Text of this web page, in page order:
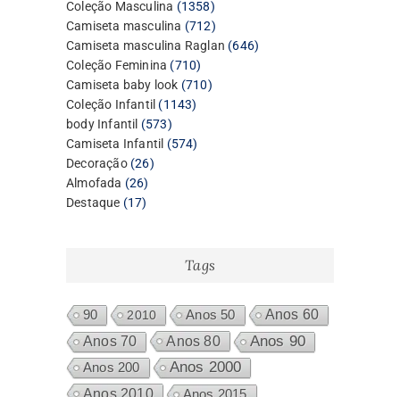
Coleção Masculina 13581358
produtos
Camiseta masculina 712712
produtos
Camiseta masculina Raglan 646646
Coleção Feminina 710710
produtos
Camiseta baby look 710710
Coleção Infantil 11431143
body Infantil 573573
produtos
Camiseta Infantil 574574
Decoração 2626
Almofada 2626
produtos
Destaque 1717
Tags
90 2010 Anos 50
Anos 60
Anos 70
Anos 80 Anos 90
Anos 200 Anos 2000
Anos 2010 Anos 2015